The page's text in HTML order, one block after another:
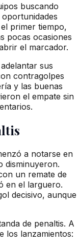
buscando
primer tiempo,
pocas ocasiones
el marcador.
sus
contragolpes
y las buenas
el empate sin
a notarse en
disminuyeron.
un remate de
en el larguero.
decisivo, aunque
de penaltis. A
los lanzamientos: